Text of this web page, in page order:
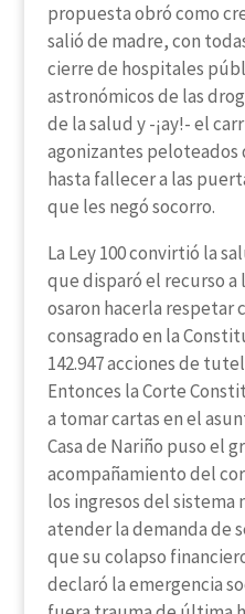
propuesta obró como
salió de madre, con
cierre de hospitales
astronómicos de las
de la salud y -¡ay!- el
agonizantes peloteados
hasta fallecer a las
que les negó socorro.
La Ley 100 convirtió la
que disparó el recurso
osaron hacerla respetar
consagrado en la
142.947 acciones de
Entonces la Corte
a tomar cartas en el
Casa de Nariño puso el
acompañamiento del
los ingresos del sistema
atender la demanda de
que su colapso
declaró la emergencia